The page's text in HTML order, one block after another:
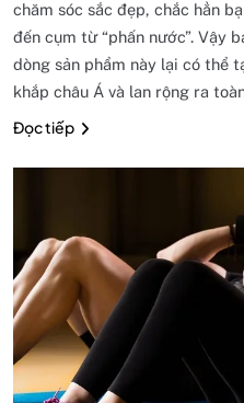
chăm sóc sắc đẹp, chắc hẳn
đến cụm từ “phấn nước”. Vậy
dòng sản phẩm này lại có thể
khắp châu Á và lan rộng ra
Đọc tiếp